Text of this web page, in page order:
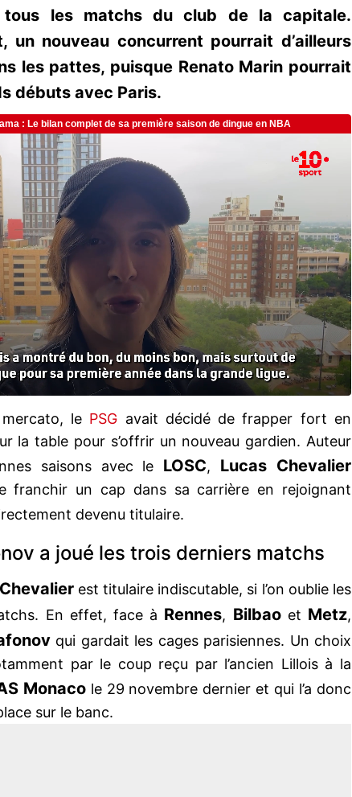
les matchs du club de la capitale.
un nouveau concurrent pourrait d’ailleurs
les pattes, puisque Renato Marin pourrait
débuts avec Paris.
le PSG avait décidé de frapper fort en
la table pour s’offrir un nouveau gardien. Auteur
saisons avec le LOSC, Lucas Chevalier
franchir un cap dans sa carrière en rejoignant
devenu titulaire.
a joué les trois derniers matchs
est titulaire indiscutable, si l’on oublie les
En effet, face à Rennes, Bilbaoet Metz,
qui gardait les cages parisiennes. Un choix
par le coup reçu par l’ancien Lillois à la
Monacole 29 novembre dernier et qui l’a donc
sur le banc.